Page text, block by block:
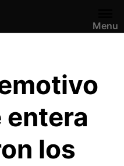
Menu
entera
los